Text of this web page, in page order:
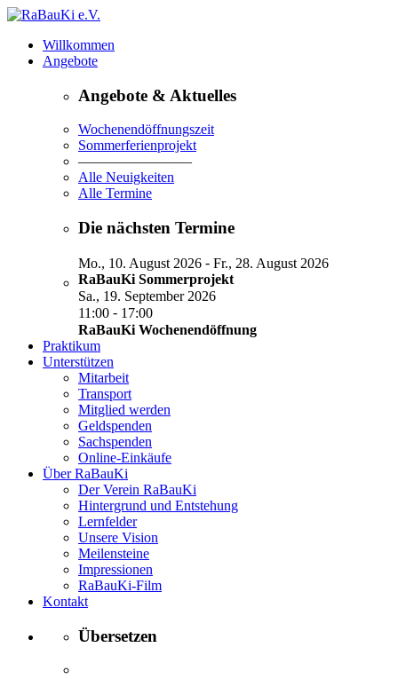
Willkommen
Angebote
Angebote & Aktuelles
Wochenendöffnungszeit
Sommerferienprojekt
————————
Alle Neuigkeiten
Alle Termine
Die nächsten Termine
Mo., 10. August 2026 - Fr., 28. August 2026
RaBauKi Sommerprojekt
Sa., 19. September 2026
11:00 - 17:00
RaBauKi Wochenendöffnung
Praktikum
Unterstützen
Mitarbeit
Transport
Mitglied werden
Geldspenden
Sachspenden
Online-Einkäufe
Über RaBauKi
Der Verein RaBauKi
Hintergrund und Entstehung
Lernfelder
Unsere Vision
Meilensteine
Impressionen
RaBauKi-Film
Kontakt
Übersetzen